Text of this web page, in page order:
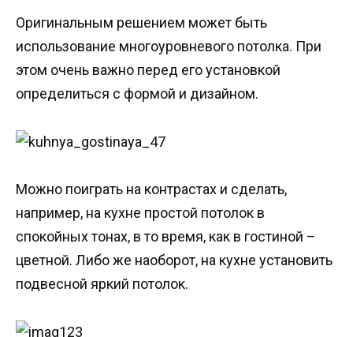
Оригинальным решением может быть
использование многоуровневого потолка. При
этом очень важно перед его установкой
определиться с формой и дизайном.
Можно поиграть на контрастах и сделать,
например, на кухне простой потолок в
спокойных тонах, в то время, как в гостиной –
цветной. Либо же наоборот, на кухне установить
подвесной яркий потолок.